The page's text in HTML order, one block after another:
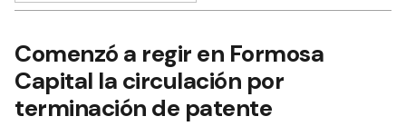
Comenzó a regir en Formosa
Capital la circulación por
terminación de patente